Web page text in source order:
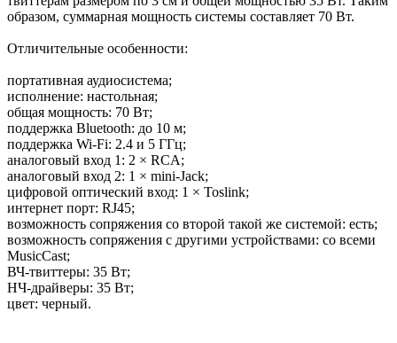
образом, суммарная мощность системы составляет 70 Вт.
Отличительные особенности:
портативная аудиосистема;
исполнение: настольная;
общая мощность: 70 Вт;
поддержка Bluetooth: до 10 м;
поддержка Wi-Fi: 2.4 и 5 ГГц;
аналоговый вход 1: 2 × RCA;
аналоговый вход 2: 1 × mini-Jack;
цифровой оптический вход: 1 × Toslink;
интернет порт: RJ45;
возможность сопряжения со второй такой же системой: есть;
возможность сопряжения с другими устройствами: со всеми
MusicCast;
ВЧ-твиттеры: 35 Вт;
НЧ-драйверы: 35 Вт;
цвет: черный.